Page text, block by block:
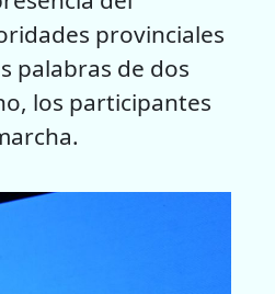
provinciales
palabras de dos
los participantes